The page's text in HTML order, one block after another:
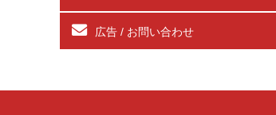
広告 / お問い合わせ